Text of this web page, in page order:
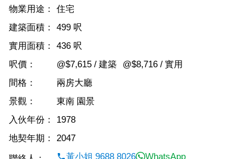
物業用途：
住宅
建築面積：
499 呎
實用面積：
436 呎
呎價：
@$7,615 / 建築
@$8,716 / 實用
間格：
兩房大廳
景觀：
東南 園景
入伙年份：
1978
地契年期：
2047
黃小姐 9688 8026
WhatsApp